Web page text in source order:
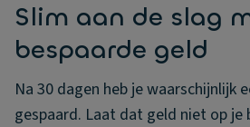
Slim aan de slag
bespaarde geld
Na 30 dagen heb je waarschijnlijk
gespaard. Laat dat geld niet op je